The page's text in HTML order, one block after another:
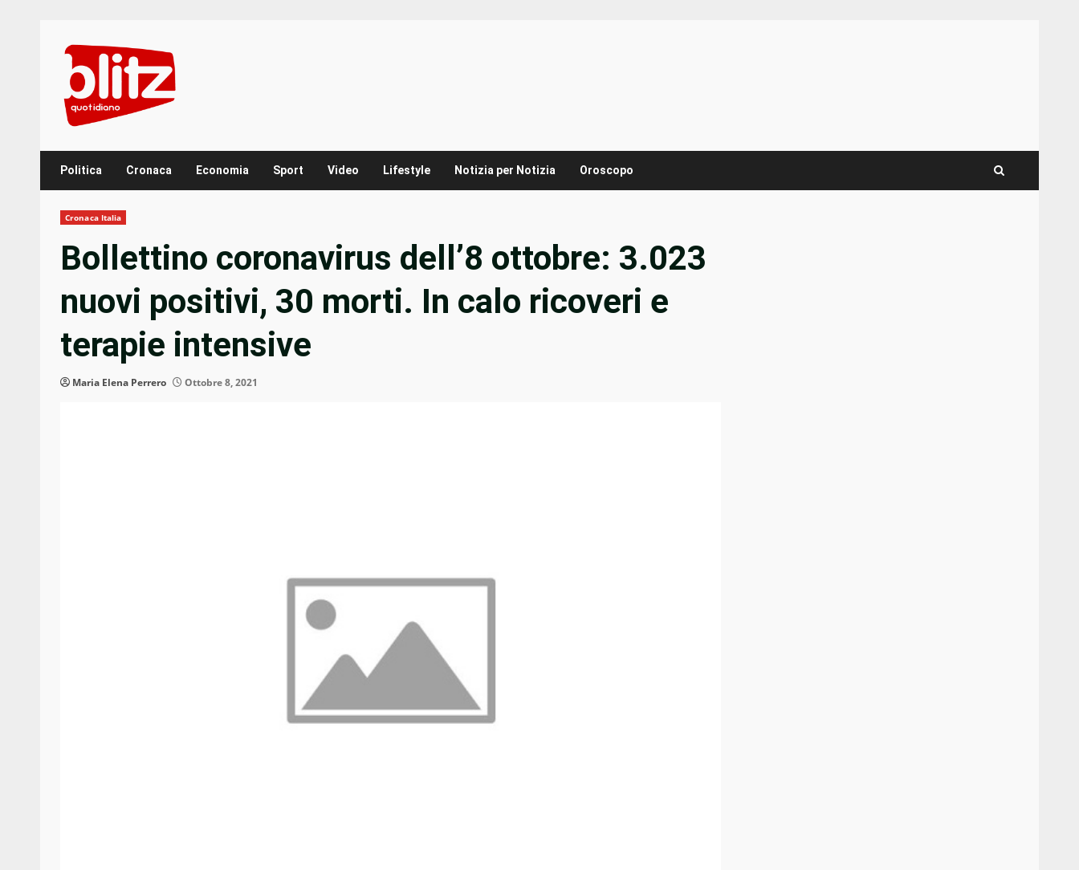
content
Politica Cronaca Economia Sport Video Lifestyle Notizia per Notizia Oroscopo
Cronaca Italia
Bollettino coronavirus dell’8 ottobre: 3.023
nuovi positivi, 30 morti. In calo ricoveri e
terapie intensive
Maria Elena Perrero Ottobre 8, 2021